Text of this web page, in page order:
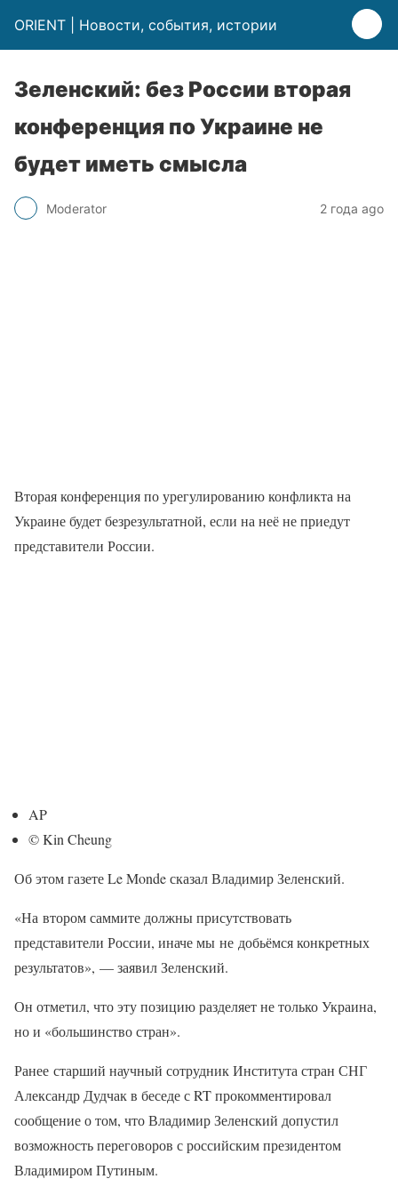
ORIENT | Новости, события, истории
Зеленский: без России вторая
конференция по Украине не
будет иметь смысла
Moderator 2 года ago
Вторая конференция по урегулированию конфликта на
Украине будет безрезультатной, если на неё не приедут
представители России.
AP
© Kin Cheung
Об этом газете Le Monde сказал Владимир Зеленский.
«На втором саммите должны присутствовать
представители России, иначе мы не добьёмся конкретных
результатов», — заявил Зеленский.
Он отметил, что эту позицию разделяет не только Украина,
но и «большинство стран».
Ранее старший научный сотрудник Института стран СНГ
Александр Дудчак в беседе с RT прокомментировал
сообщение о том, что Владимир Зеленский допустил
возможность переговоров с российским президентом
Владимиром Путиным.